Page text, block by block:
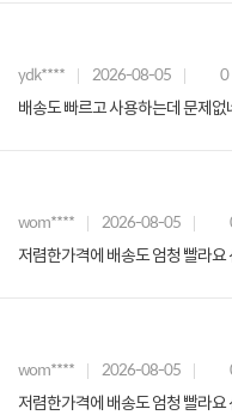
ydk**** 2026-08-05 0
배송도 빠르고 사용하는데 문제
wom**** 2026-08-05
저렴한가격에 배송도 엄청 빨라
wom**** 2026-08-05
저렴한가격에 배송도 엄청 빨라